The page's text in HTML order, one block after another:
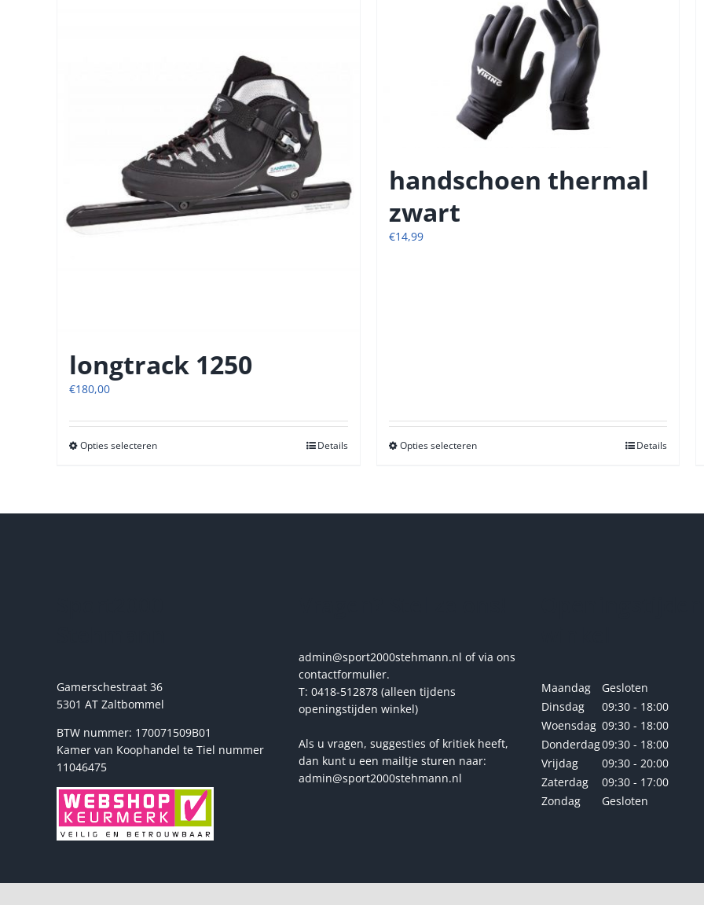
longtrack 1250
€180,00
Opties selecterenDit
variaties.
Details
handschoen thermal
zwart
€14,99
Opties selecterenDit
variaties.
productpagina
Details
Gamerschestraat 36
5301 AT Zaltbommel
BTW nummer: 170071509B01
Kamer van Koophandel te Tiel nummer
11046475
admin@sport2000stehmann.nl of via ons
contactformulier.
T: 0418-512878 (alleen tijdens
openingstijden winkel)
Als u vragen, suggesties of kritiek heeft,
dan kunt u een mailtje sturen naar:
admin@sport2000stehmann.nl
Maandag
Gesloten
Dinsdag
09:30 - 18:00
Woensdag 09:30 - 18:00
Donderdag09:30 - 18:00
Vrijdag
09:30 - 20:00
Zaterdag
09:30 - 17:00
Zondag
Gesloten